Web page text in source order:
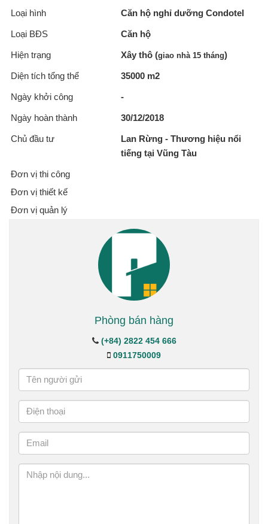
Loại hình Căn hộ nghỉ dưỡng Condotel
Loại BĐS Căn hộ
Hiện trạng Xây thô (giao nhà 15 tháng)
Diện tích tổng thể 35000 m2
Ngày khởi công -
Ngày hoàn thành 30/12/2018
Chủ đầu tư
Lan Rừng - Thương hiệu nổi
tiếng tại Vũng Tàu
Đơn vị thi công
Đơn vị thiết kế
Đơn vị quản lý
Phòng bán hàng
(+84) 2822 454 666
0911750009